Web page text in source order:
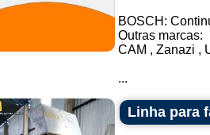
BOSCH:
Outras marcas:
CAM , Zanazi ,
...
Linha para